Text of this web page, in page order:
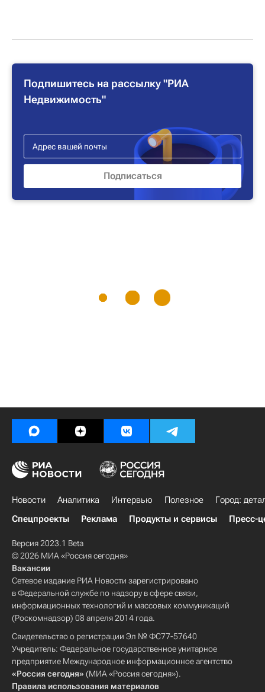
Подпишитесь на рассылку "РИА
Недвижимость"
Новости Аналитика Интервью Полезное
Город:
Спецпроекты
Реклама Продукты и сервисы Пресс-
Версия 2023.1 Beta
© 2026 МИА «Россия сегодня»
Вакансии
Сетевое издание РИА Новости зарегистрировано
в Федеральной службе по надзору в сфере связи,
информационных технологий и массовых коммуникаций
(Роскомнадзор) 08 апреля 2014 года.
Свидетельство о регистрации Эл № ФС77-57640
Учредитель: Федеральное государственное унитарное
предприятие Международное информационное агентство
«Россия сегодня» (МИА «Россия сегодня»).
Правила использования материалов